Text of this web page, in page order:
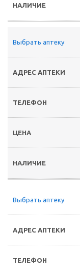
Выбрать аптеку
Выбрать аптеку